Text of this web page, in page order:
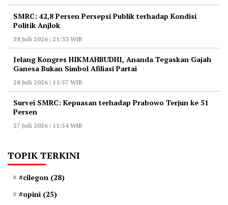
‎SMRC: 42,8 Persen Persepsi Publik terhadap Kondisi
Politik Anjlok
28 Juli 2026 | 21:33 WIB
‎Jelang Kongres HIKMAHBUDHI, Ananda Tegaskan Gajah
Ganesa Bukan Simbol Afiliasi Partai
28 Juli 2026 | 11:57 WIB
‎Survei SMRC: Kepuasan terhadap Prabowo Terjun ke 51
Persen
27 Juli 2026 | 11:54 WIB
TOPIK TERKINI
#cilegon (28)
#opini (25)